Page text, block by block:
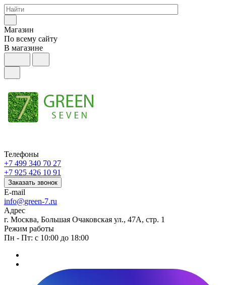
Магазин
По всему сайту
В магазине
Телефоны
+7 499 340 70 27
+7 925 426 10 91
Заказать звонок
E-mail
info@green-7.ru
Адрес
г. Москва, Большая Очаковская ул., 47А, стр. 1
Режим работы
Пн - Пт: с 10:00 до 18:00